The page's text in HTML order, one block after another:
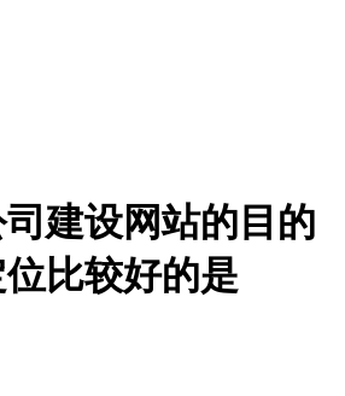
建设网站的目的
比较好的是